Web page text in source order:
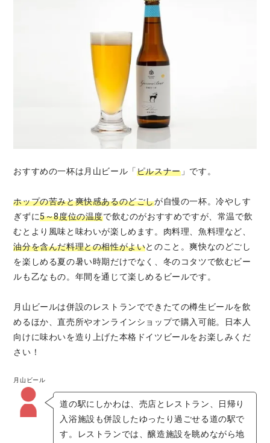
おすすめの一杯は月山ビール「ピルスナー」です。
ホップの苦みと爽快感あるのどごしが自慢の一杯。冷やしす
ぎずに5～8度位の温度で飲むのがおすすめですが、常温で飲
むとより風味と味わいが楽しめます。肉料理、魚料理など、
油分を含んだ料理との相性がよいとのこと。爽快なのどごし
を楽しめる夏の暑い時期だけでなく、冬のコタツで飲むビー
ルも乙なもの。年間を通じて楽しめるビールです。
月山ビールは併設のレストランでできたての樽生ビールを飲
めるほか、直売所やオンラインショップで購入可能。日本人
向けに味わいを造り上げた本格ドイツビールをお楽しみくだ
さい！
月山ビール
道の駅にしかわは、売店とレストラン、日帰り
入浴施設も併設したゆったり過ごせる道の駅で
す。レストランでは、醸造施設を眺めながら地